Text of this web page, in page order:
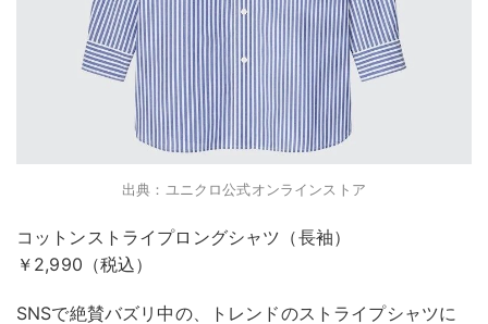
出典：ユニクロ公式オンラインストア
コットンストライプロングシャツ（長袖）
￥2,990（税込）
SNSで絶賛バズリ中の、トレンドのストライプシャツに